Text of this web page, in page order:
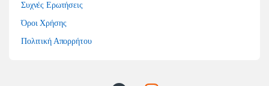
Συχνές Ερωτήσεις
Όροι Χρήσης
Πολιτική Απορρήτου